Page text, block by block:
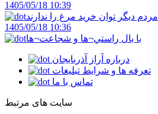
1405/05/18 10:39
مردم ديگر توان خريد مرغ را ندارند
1405/05/18 10:36
با بال راستي¬ها و شجاعت¬ها
درباره آراز آذربایجان
تعرفه ها و شرایط تبلیغات
تماس با ما
سایت های مرتبط